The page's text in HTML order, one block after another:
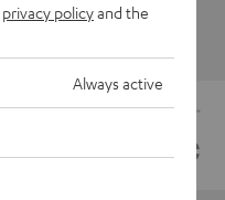
privacy policyand the
Always active